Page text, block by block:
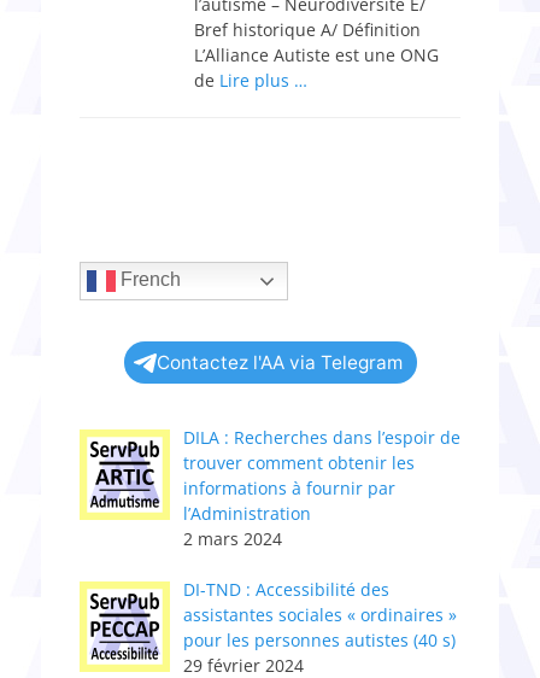
Bref historique A/ Définition
L’Alliance Autiste est une ONG
de Lire plus …
French
Contactez l'AA via Telegram
DILA : Recherches dans l’espoir de
trouver comment obtenir les
informations à fournir par
l’Administration
2 mars 2024
DI-TND : Accessibilité des
assistantes sociales « ordinaires »
pour les personnes autistes (40 s)
29 février 2024